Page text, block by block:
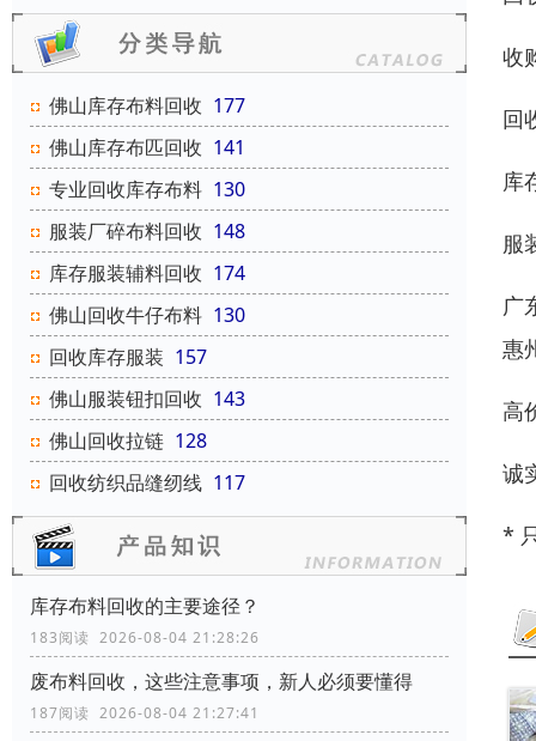
佛山库存布料回收 177
佛山库存布匹回收 141
专业回收库存布料 130
服装厂碎布料回收 148
库存服装辅料回收 174
佛山回收牛仔布料 130
回收库存服装 157
佛山服装钮扣回收 143
佛山回收拉链 128
回收纺织品缝纫线 117
库存布料回收的主要途径？
183阅读 2026-08-04 21:28:26
废布料回收，这些注意事项，新人必须要懂得
187阅读 2026-08-04 21:27:41
收
回
库
服
广
惠
高
诚
*